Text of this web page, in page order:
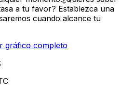
a tu favor? Establezca una
cuando alcance tu
gráfico completo